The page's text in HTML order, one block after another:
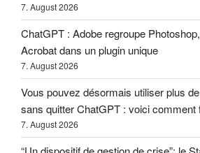
7. August 2026
ChatGPT : Adobe regroupe
Acrobat dans un plugin unique
7. August 2026
Vous pouvez désormais utiliser plus
sans quitter ChatGPT : voici comment
7. August 2026